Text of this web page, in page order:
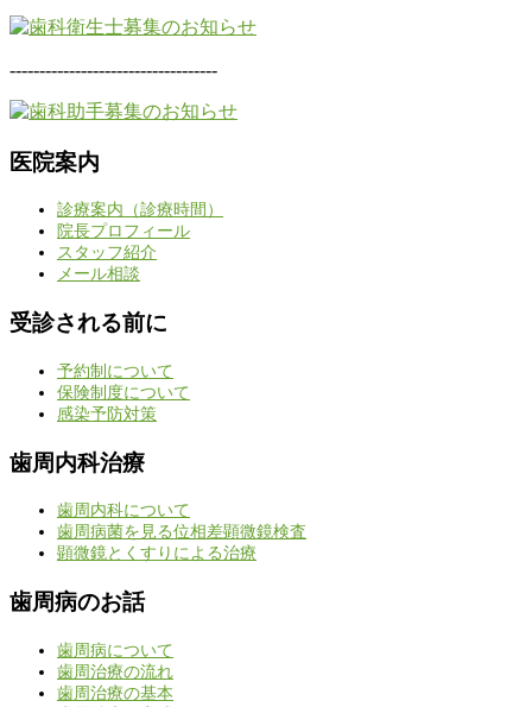
-----------------------------------
医院案内
診療案内（診療時間）
院長プロフィール
スタッフ紹介
メール相談
受診される前に
予約制について
保険制度について
感染予防対策
歯周内科治療
歯周内科について
歯周病菌を見る位相差顕微鏡検査
顕微鏡とくすりによる治療
歯周病のお話
歯周病について
歯周治療の流れ
歯周治療の基本